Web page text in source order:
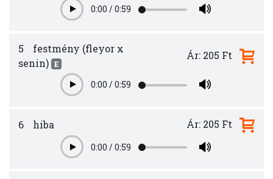
Play0:00 /0:59
5
festmény (fleyor x
senin) E
Play0:00 /0:59
Ár: 205 Ft
6 hiba
Play0:00 /0:59
Ár: 205 Ft